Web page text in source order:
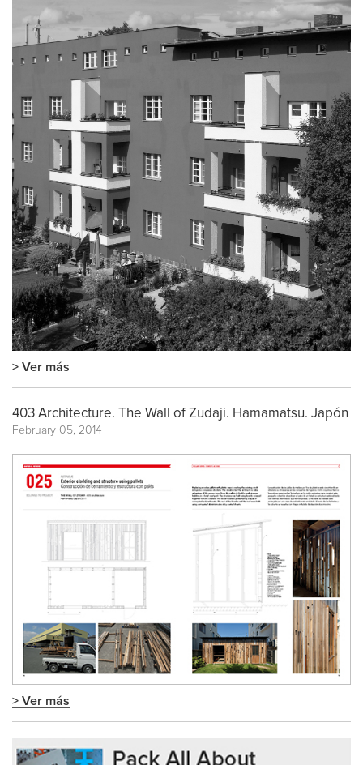
> Ver más
403 Architecture. The Wall of Zudaji. Hamamatsu. Japón
February 05, 2014
> Ver más